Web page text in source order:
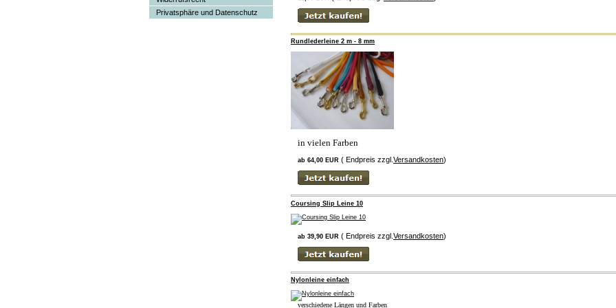
Privatsphäre und Datenschutz
Rundlederleine 2 m - 8 mm
in vielen Farben
ab 64,00 EUR ( Endpreis zzgl. Versandkosten)
Coursing Slip Leine 10
ab 39,90 EUR ( Endpreis zzgl. Versandkosten)
Nylonleine einfach
verschiedene Längen und Farben